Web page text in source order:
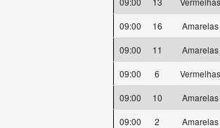
09:00
16 Amarelas
09:00
11 Amarelas
09:00
6 Vermelhas
09:00
10 Amarelas
09:00
2 Amarelas